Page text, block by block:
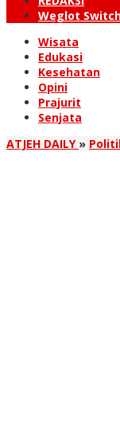
Weglot
Wisata
Edukasi
Kesehatan
Opini
Prajurit
Senjata
ATJEH DAILY »